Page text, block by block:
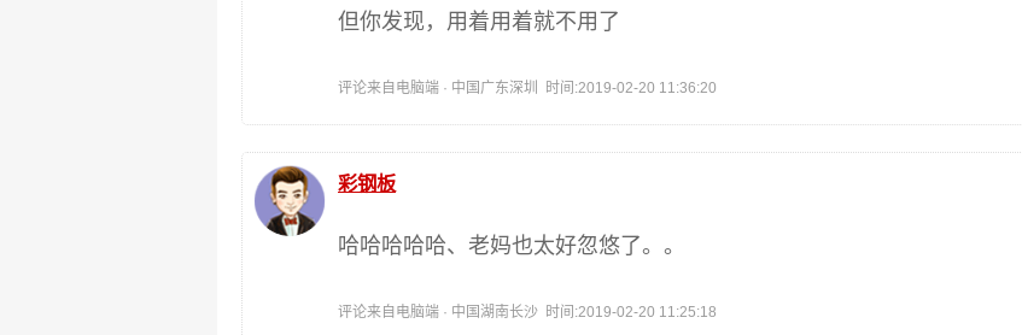
但你发现，用着用着就不用了
评论来自电脑端 · 中国广东深圳 时间:2019-02-20 11:36:20
彩钢板
哈哈哈哈哈、老妈也太好忽悠了。。
评论来自电脑端 · 中国湖南长沙 时间:2019-02-20 11:25:18